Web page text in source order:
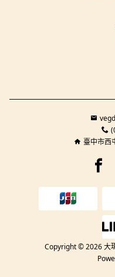
臺中市西
Copyright © 2026 大